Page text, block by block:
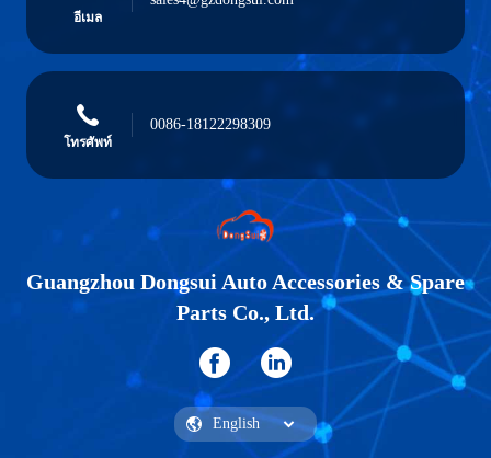
อีเมล
โทรศัพท์
0086-18122298309
Guangzhou Dongsui Auto Accessories & Spare
Parts Co., Ltd.